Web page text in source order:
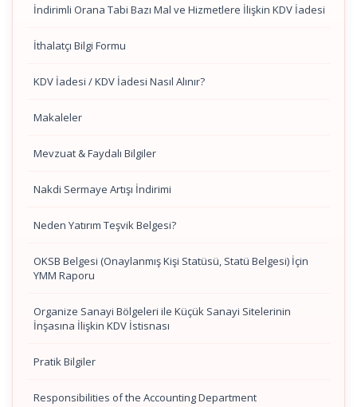
İndirimli Orana Tabi Bazı Mal ve Hizmetlere İlişkin KDV İadesi
İthalatçı Bilgi Formu
KDV İadesi / KDV İadesi Nasıl Alınır?
Makaleler
Mevzuat & Faydalı Bilgiler
Nakdi Sermaye Artışı İndirimi
Neden Yatırım Teşvik Belgesi?
OKSB Belgesi (Onaylanmış Kişi Statüsü, Statü Belgesi) İçin
YMM Raporu
Organize Sanayi Bölgeleri ile Küçük Sanayi Sitelerinin
İnşasına İlişkin KDV İstisnası
Pratik Bilgiler
Responsibilities of the Accounting Department